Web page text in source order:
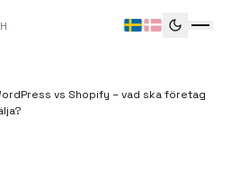
vs Shopify – vad ska företag